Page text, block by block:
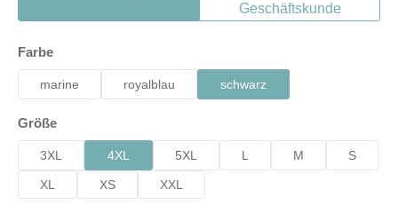
Geschäftskunde
Farbeauswählen
marine royalblau schwarz
Größeauswählen
3XL 4XL 5XL L M S
XL XS XXL